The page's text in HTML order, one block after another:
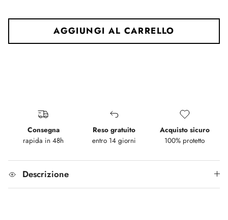
AGGIUNGI AL CARRELLO
Consegna
rapida in 48h
Reso gratuito
entro 14 giorni
Acquisto sicuro
100% protetto
Descrizione